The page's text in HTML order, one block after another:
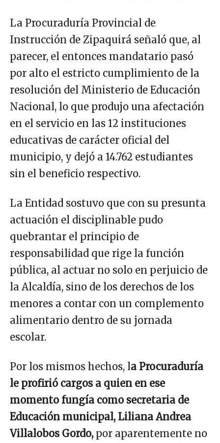
La Procuraduría Provincial de
Instrucción de Zipaquirá señaló que, al
parecer, el entonces mandatario pasó
por alto el estricto cumplimiento de la
resolución del Ministerio de Educación
Nacional, lo que produjo una afectación
en el servicio en las 12 instituciones
educativas de carácter oficial del
municipio, y dejó a 14.762 estudiantes
sin el beneficio respectivo.
La Entidad sostuvo que con su presunta
actuación el disciplinable pudo
quebrantar el principio de
responsabilidad que rige la función
pública, al actuar no solo en perjuicio de
la Alcaldía, sino de los derechos de los
menores a contar con un complemento
alimentario dentro de su jornada
escolar.
Por los mismos hechos, la Procuraduría
le profirió cargos a quien en ese
momento fungía como secretaria de
Educación municipal, Liliana Andrea
Villalobos Gordo, por aparentemente no